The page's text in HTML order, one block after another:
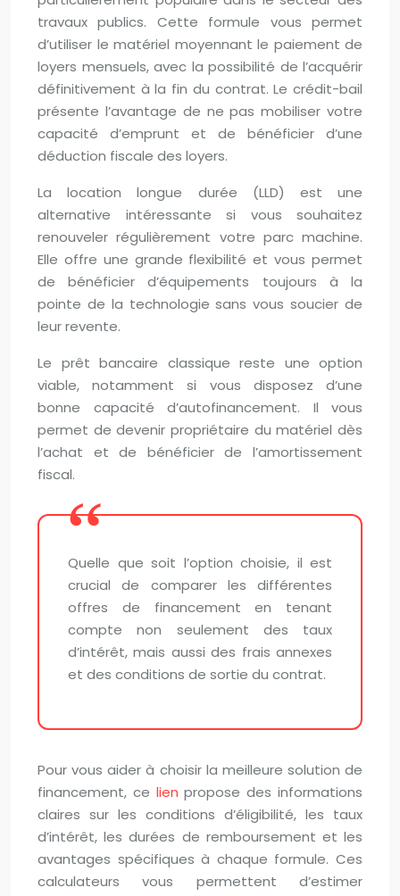
travaux publics. Cette formule vous permet
d’utiliser le matériel moyennant le paiement de
loyers mensuels, avec la possibilité de l’acquérir
définitivement à la fin du contrat. Le crédit-bail
présente l’avantage de ne pas mobiliser votre
capacité d’emprunt et de bénéficier d’une
déduction fiscale des loyers.
La location longue durée (LLD) est une
alternative intéressante si vous souhaitez
renouveler régulièrement votre parc machine.
Elle offre une grande flexibilité et vous permet
de bénéficier d’équipements toujours à la
pointe de la technologie sans vous soucier de
leur revente.
Le prêt bancaire classique reste une option
viable, notamment si vous disposez d’une
bonne capacité d’autofinancement. Il vous
permet de devenir propriétaire du matériel dès
l’achat et de bénéficier de l’amortissement
fiscal.
Quelle que soit l’option choisie, il est
crucial de comparer les différentes
offres de financement en tenant
compte non seulement des taux
d’intérêt, mais aussi des frais annexes
et des conditions de sortie du contrat.
Pour vous aider à choisir la meilleure solution de
financement, ce lienpropose des informations
claires sur les conditions d’éligibilité, les taux
d’intérêt, les durées de remboursement et les
avantages spécifiques à chaque formule. Ces
calculateurs vous permettent d’estimer